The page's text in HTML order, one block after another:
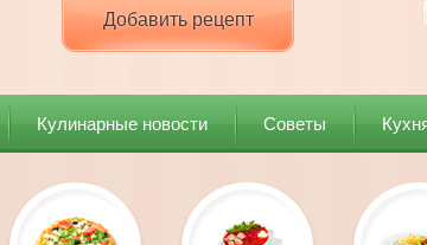
Добавить рецепт
Кулинарные новости Советы